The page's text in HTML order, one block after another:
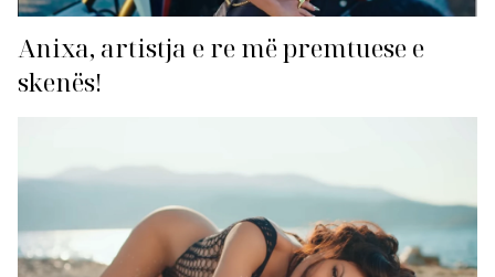
Anixa, artistja e re më premtuese e
skenës!